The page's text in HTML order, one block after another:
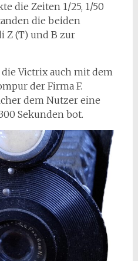
die Zeiten 1/25, 1/50
die beiden
Z (T) und B zur
Victrix auch mit dem
der Firma F.
dem Nutzer eine
Sekunden bot.